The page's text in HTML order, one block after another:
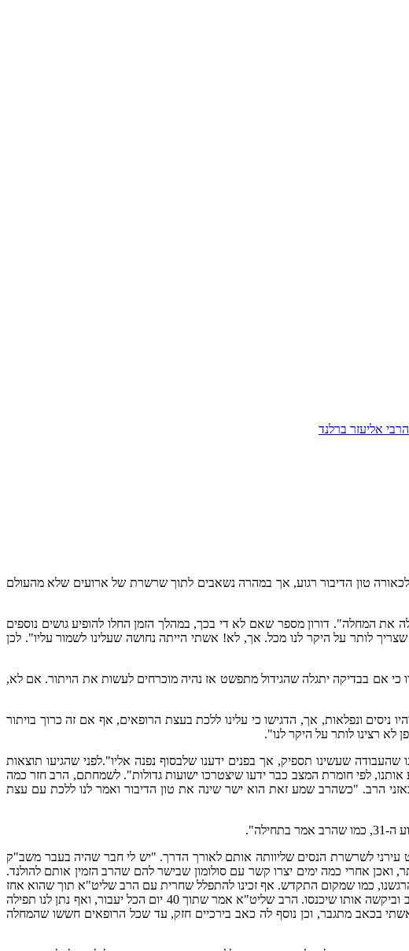
רבי אליעזר ברלנד
טון הדיבור רגוע, אך במהרה נשאבים לתוך שרשרת של ארועים שלא מהעולם
המחלה". דורון מספר שאם לא די בכך, במהלך הזמן החלו להופיע גושים נוספים
לותר על היקר לנו מכל. אך, לא! אשתי הייתה נחושה שעלינו לשמור עליו". לכן
כי אם בבדיקה יתגלה שהגידול מתפשט אז נהיה מוכרחים לעשות את הויתור. אם לא,
ניסים ונפלאות, אך, הדגישו כי עלינו ללכת בעצת הרופאים, אף אם זה כרוך בויתור
לא רצינו לותר על היקר לנו".
שעשינו תספיק, אך בפנים ידענו שלבסוף נפנה אליו".לפני שהגיעו תוצאות
לפי חומרת המצב כבר ידעו שיצטרכו ישועות גדולות". לשמחתם, הרב חזר כמה
הרב. "כשהרב שמע זאת הוא ישר שינה את טון הדיבור ואמר לנו ללכת עם עצת
עירני לשרשרת הנסים שליוותה אותם לאורך הדרך. "יש לי חבר שהיה בעבר משב"ק
אחרי כמה ימים יצרו קשר עם סולומון שבישר להם שהרב הזמין אותם להולנד.
כמו שמקום התקדש. אף זכינו להתפלל שחרית עם הרב שליט"א תוך שהוא אחז
בידי זמן ממושך. כאשר באותו זמן אשתי דיברה עם הרבנית תליט"א וברצון הי"ת, אף נגעה לליבה. וכך בעוד אנו שם נכנסה הרבנית אל הרב וביקשה אותו שיכנסו. הרב שליט"א אמר שתוך 40 יום הכל יעבור, ואף נתן לנו תפילה
אשתי בכאב מתגבר, וכן נוסף לה כאב בירכיים חזק, עד שכל הרופאים חששו שהמחלה